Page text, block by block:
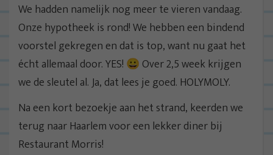
We hadden namelijk nog meer te vieren vandaag.
Onze hypotheek is rond! We hebben een bindend
voorstel gekregen en dat is top, want nu gaat het
écht allemaal door. YES! 😀 Over 2,5 week krijgen
we de sleutel al. Ja, dat lees je goed. HOLYMOLY.
Na een kort bezoekje aan het strand, keerden we
terug naar Haarlem voor een lekker diner bij
Restaurant Morris!